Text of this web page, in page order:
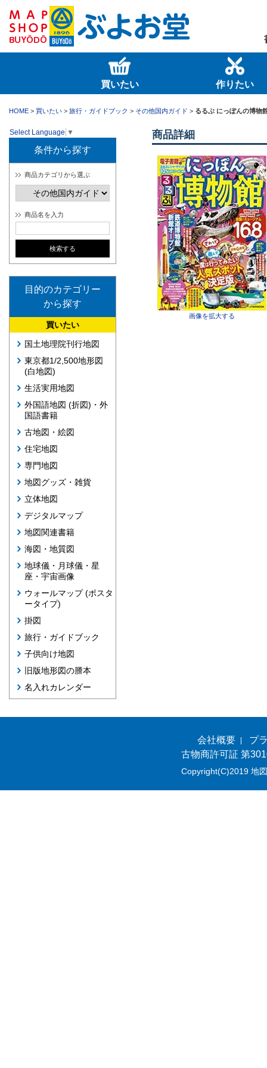
買いたい 作りたい
HOME > 買いたい > 旅行・ガイドブック > その他国内ガイド > るるぶ にっぽんの博物
Select Language ▼
条件から探す
商品カテゴリから選ぶ
商品名を入力
目的のカテゴリー
から探す
買いたい
国土地理院刊行地図
東京都1/2,500地形図
(白地図)
生活実用地図
外国語地図 (折図)・外
国語書籍
古地図・絵図
住宅地図
専門地図
地図グッズ・雑貨
立体地図
デジタルマップ
地図関連書籍
海図・地質図
地球儀・月球儀・星
座・宇宙画像
ウォールマップ (ポスタ
ータイプ)
掛図
旅行・ガイドブック
子供向け地図
旧版地形図の謄本
名入れカレンダー
商品詳細
画像を拡大する
会社概要
プ
古物商許可証 第
Copyright(C)2019 地